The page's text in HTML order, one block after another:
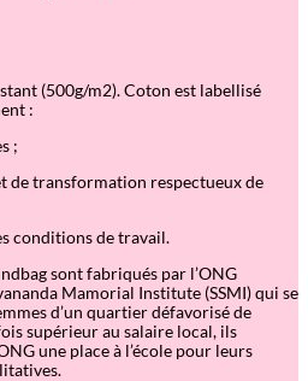
(500g/m2). Coton est labellisé
:
;
de transformation respectueux de
conditions de travail.
sont fabriqués par l’ONG
Mamorial Institute (SSMI) qui se
d’un quartier défavorisé de
supérieur au salaire local, ils
une place à l’école pour leurs